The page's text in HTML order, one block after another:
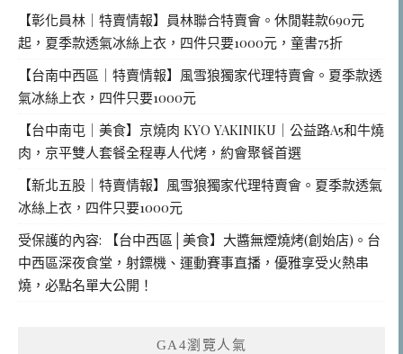
【彰化員林｜特賣情報】員林聯合特賣會。休閒鞋款690元
起，夏季款透氣冰絲上衣，四件只要1000元，童書75折
【台南中西區｜特賣情報】風雪狼獨家代理特賣會。夏季款透
氣冰絲上衣，四件只要1000元
【台中南屯｜美食】京燒肉 KYO YAKINIKU｜公益路A5和牛燒
肉，京平雙人套餐全程專人代烤，約會聚餐首選
【新北五股｜特賣情報】風雪狼獨家代理特賣會。夏季款透氣
冰絲上衣，四件只要1000元
受保護的內容: 【台中西區│美食】大醬無煙燒烤(創始店)。台
中西區深夜食堂，射鏢機、運動賽事直播，優雅享受火熱串
燒，必點名單大公開！
GA4瀏覽人氣